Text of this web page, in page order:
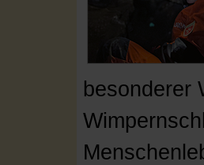
besonderer